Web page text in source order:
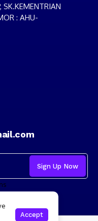
SK.KEMENTRIAN
: AHU-
Accept